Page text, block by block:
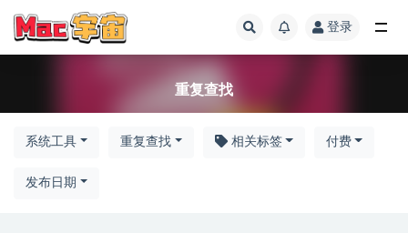
登录
重复查找
系统工具 重复查找 相关标签 付费
发布日期